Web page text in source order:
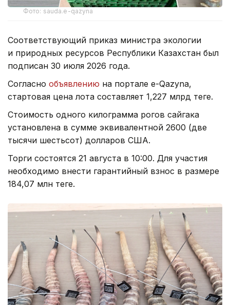
Фото: sauda.e-qazyna
Соответствующий приказ министра экологии
и природных ресурсов Республики Казахстан был
подписан 30 июля 2026 года.
Согласно объявлению на портале e-Qazyna,
стартовая цена лота составляет 1,227 млрд теңге.
Стоимость одного килограмма рогов сайгака
установлена в сумме эквивалентной 2600 (две
тысячи шестьсот) долларов США.
Торги состоятся 21 августа в 10:00. Для участия
необходимо внести гарантийный взнос в размере
184,07 млн теңге.